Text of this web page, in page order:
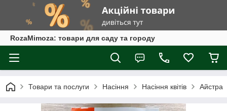
RozaMimoza: товари для саду та городу
Товари та послуги Насіння Насіння квітів Айстра